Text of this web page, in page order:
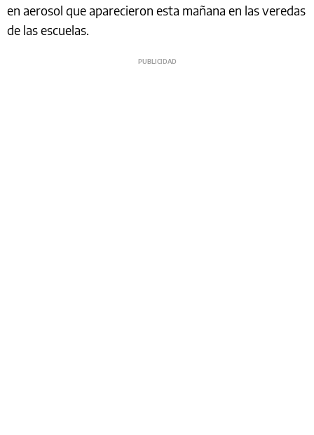
en aerosol que aparecieron esta mañana en las veredas
de las escuelas.